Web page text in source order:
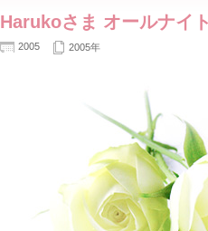
Harukoさま オールナイ
2005 2005年